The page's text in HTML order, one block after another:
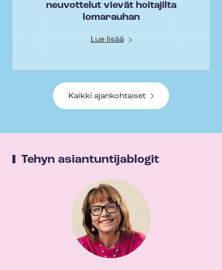
neu­vot­te­lut vievät hoitajilta
lomarauhan
Lue lisää
Kaikki ajankohtaiset
Tehyn asian­tun­ti­ja­blo­git